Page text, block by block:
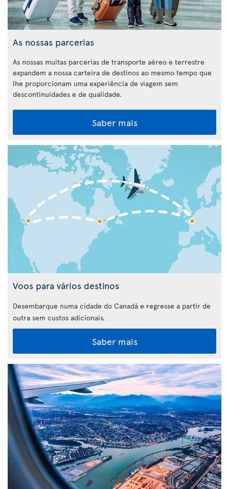
As nossas parcerias
As nossas muitas parcerias de transporte aéreo e terrestre
expandem a nossa carteira de destinos ao mesmo tempo que
lhe proporcionam uma experiência de viagem sem
descontinuidades e de qualidade.
Saber mais
Voos para vários destinos
Desembarque numa cidade do Canadá e regresse a partir de
outra sem custos adicionais.
Saber mais